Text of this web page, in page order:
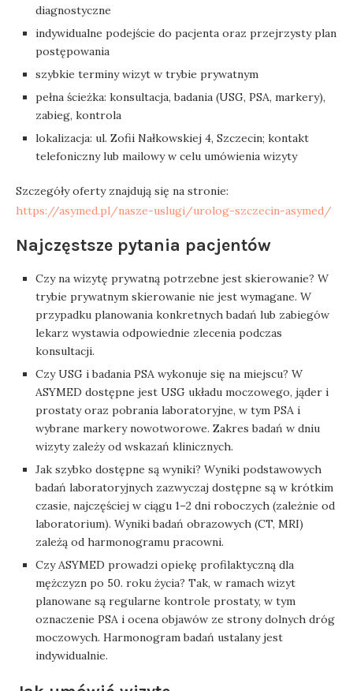
diagnostyczne
indywidualne podejście do pacjenta oraz przejrzysty plan
postępowania
szybkie terminy wizyt w trybie prywatnym
pełna ścieżka: konsultacja, badania (USG, PSA, markery),
zabieg, kontrola
lokalizacja: ul. Zofii Nałkowskiej 4, Szczecin; kontakt
telefoniczny lub mailowy w celu umówienia wizyty
Szczegóły oferty znajdują się na stronie:
https://asymed.pl/nasze-uslugi/urolog-szczecin-asymed/
Najczęstsze pytania pacjentów
Czy na wizytę prywatną potrzebne jest skierowanie? W
trybie prywatnym skierowanie nie jest wymagane. W
przypadku planowania konkretnych badań lub zabiegów
lekarz wystawia odpowiednie zlecenia podczas
konsultacji.
Czy USG i badania PSA wykonuje się na miejscu? W
ASYMED dostępne jest USG układu moczowego, jąder i
prostaty oraz pobrania laboratoryjne, w tym PSA i
wybrane markery nowotworowe. Zakres badań w dniu
wizyty zależy od wskazań klinicznych.
Jak szybko dostępne są wyniki? Wyniki podstawowych
badań laboratoryjnych zazwyczaj dostępne są w krótkim
czasie, najczęściej w ciągu 1–2 dni roboczych (zależnie od
laboratorium). Wyniki badań obrazowych (CT, MRI)
zależą od harmonogramu pracowni.
Czy ASYMED prowadzi opiekę profilaktyczną dla
mężczyzn po 50. roku życia? Tak, w ramach wizyt
planowane są regularne kontrole prostaty, w tym
oznaczenie PSA i ocena objawów ze strony dolnych dróg
moczowych. Harmonogram badań ustalany jest
indywidualnie.